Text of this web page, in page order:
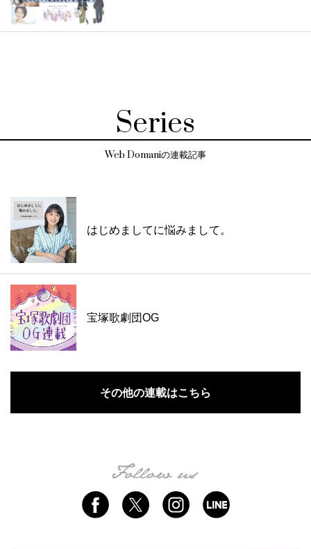
Series
Web Domaniの連載記事
はじめましてに悩みまして。
宝塚歌劇団OG
その他の連載はこちら